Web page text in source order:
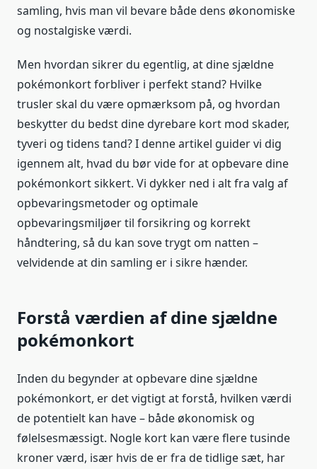
samling, hvis man vil bevare både dens økonomiske
og nostalgiske værdi.
Men hvordan sikrer du egentlig, at dine sjældne
pokémonkort forbliver i perfekt stand? Hvilke
trusler skal du være opmærksom på, og hvordan
beskytter du bedst dine dyrebare kort mod skader,
tyveri og tidens tand? I denne artikel guider vi dig
igennem alt, hvad du bør vide for at opbevare dine
pokémonkort sikkert. Vi dykker ned i alt fra valg af
opbevaringsmetoder og optimale
opbevaringsmiljøer til forsikring og korrekt
håndtering, så du kan sove trygt om natten –
velvidende at din samling er i sikre hænder.
Forstå værdien af dine sjældne
pokémonkort
Inden du begynder at opbevare dine sjældne
pokémonkort, er det vigtigt at forstå, hvilken værdi
de potentielt kan have – både økonomisk og
følelsesmæssigt. Nogle kort kan være flere tusinde
kroner værd, især hvis de er fra de tidlige sæt, har